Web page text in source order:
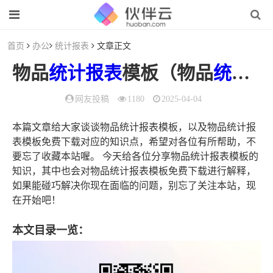
首页 办公 统计报表 文章正文
物品统计报表模板（物品统计报表模板
网友投稿 1180 2025-04-04
本篇文章给大家谈谈物品统计报表模板，以及物品统计报
表模板免费下载对应的知识点，希望对各位有所帮助，不
要忘了收藏本站喔。 今天给各位分享物品统计报表模板的
知识，其中也会对物品统计报表模板免费下载进行解释，
如果能碰巧解决你现在面临的问题，别忘了关注本站，现
在开始吧！
本文目录一览：